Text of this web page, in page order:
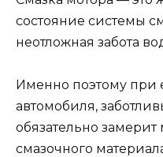
состояние системы
неотложная забота
Именно поэтому при
автомобиля,
обязательно
смазочного